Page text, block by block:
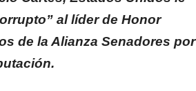
al líder de Honor
de la Alianza Senadores por